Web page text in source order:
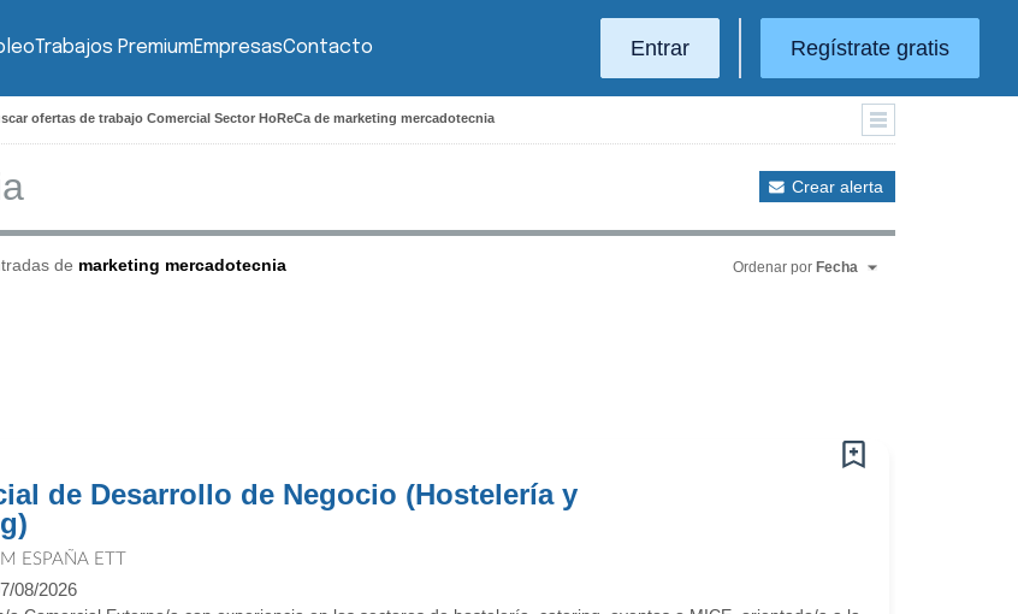
Trabajos PremiumEmpresasContacto Entrar Regístrate gratis
ofertas de trabajo Comercial Sector HoReCa de marketing mercadotecnia
Crear alerta
de marketing mercadotecnia Ordenar por Fecha
de Desarrollo de Negocio (Hostelería y
ESPAÑA ETT
08/2026